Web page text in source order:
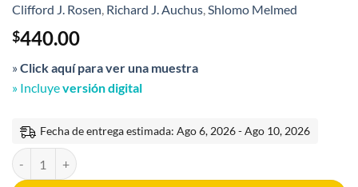
Clifford J. Rosen, Richard J. Auchus,Shlomo Melmed
$440.00
»Click aquí para ver una muestra
» Incluyeversión digital
Fecha de entrega estimada: Ago 6, 2026 - Ago 10, 2026
Williams Tratado de endocrinología 14a edición cantidad